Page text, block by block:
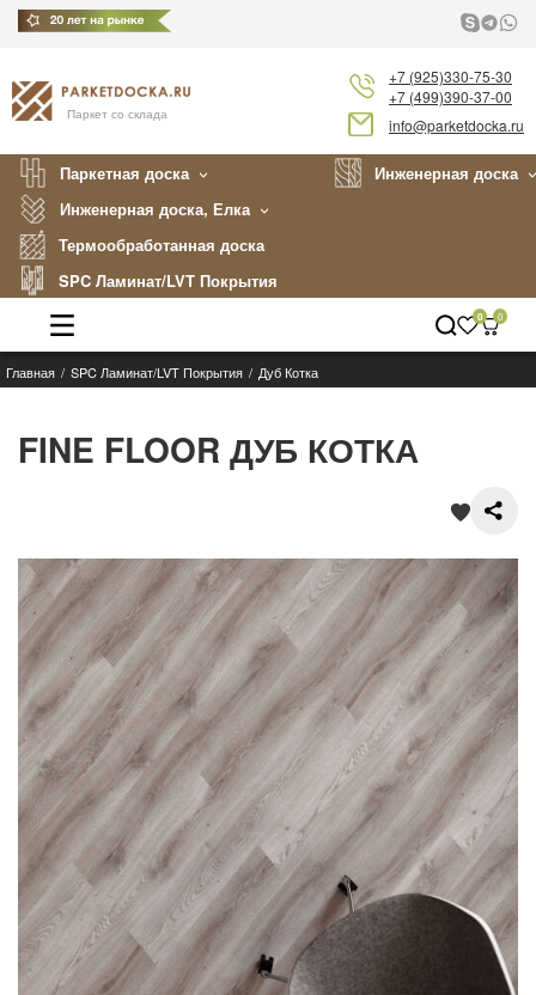
Паркет со склада
+7 (925)330-75-30
+7 (499)390-37-00
info@parketdocka.ru
Паркетная доска
Инженерная доска
Инженерная доска, Елка
Термообработанная доска
SPC Ламинат/LVT Покрытия
Каталог
О нас
Покупателям
Акции
Контакты
0 0
Главная SPC Ламинат/LVT Покрытия Дуб Котка
FINE FLOOR ДУБ КОТКА